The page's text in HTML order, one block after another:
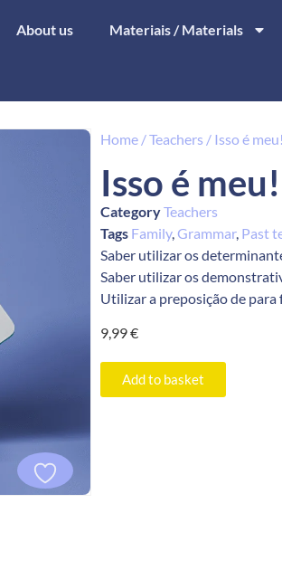
About us Materiais / Materials
Home /Teachers / Isso é meu!
Isso é meu!
CategoryTeachers
Tags Family,Grammar, Past
Saber utilizar os
Saber utilizar os
Utilizar a preposição de para
9,99€
Add to basket